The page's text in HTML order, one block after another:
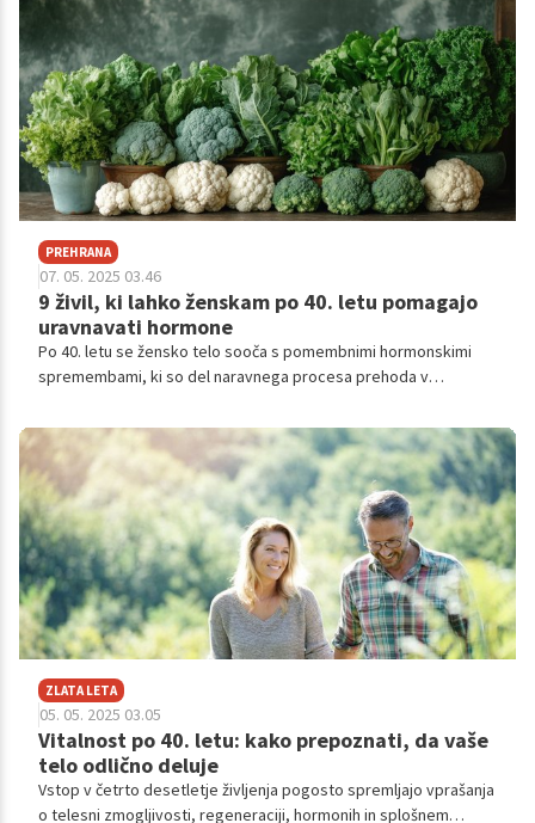
PREHRANA
07. 05. 2025 03.46
9 živil, ki lahko ženskam po 40. letu pomagajo
uravnavati hormone
Po 40. letu se žensko telo sooča s pomembnimi hormonskimi
spremembami, ki so del naravnega procesa prehoda v
ZLATA LETA
05. 05. 2025 03.05
Vitalnost po 40. letu: kako prepoznati, da vaše
telo odlično deluje
Vstop v četrto desetletje življenja pogosto spremljajo vprašanja
o telesni zmogljivosti, regeneraciji, hormonih in splošnem